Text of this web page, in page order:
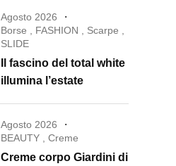
Agosto 2026
Borse
FASHION Scarpe
SLIDE
Il fascino del total white
illumina l’estate
Agosto 2026
BEAUTY
Creme
Creme corpo Giardini di